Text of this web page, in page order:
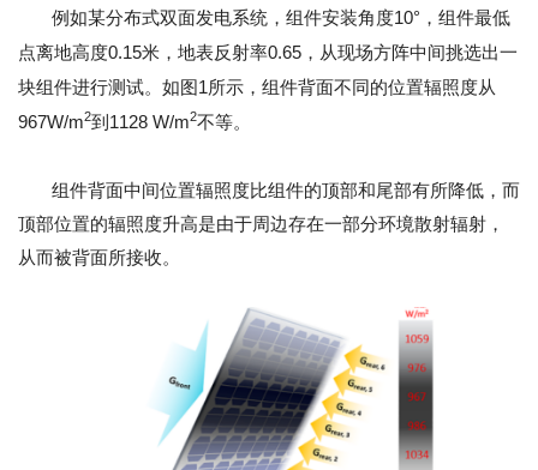
例如某分布式双面发电系统，组件安装角度10°，组件最低
点离地高度0.15米，地表反射率0.65，从现场方阵中间挑选出一
块组件进行测试。如图1所示，组件背面不同的位置辐照度从
967W/m2到1128 W/m2不等。
组件背面中间位置辐照度比组件的顶部和尾部有所降低，而
顶部位置的辐照度升高是由于周边存在一部分环境散射辐射，
从而被背面所接收。